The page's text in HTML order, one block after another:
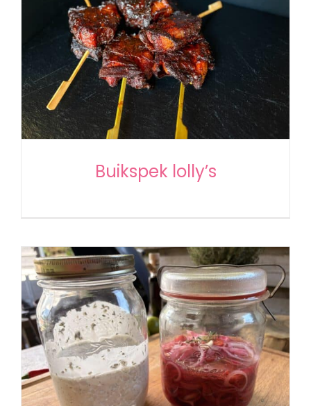
Buikspek lolly’s